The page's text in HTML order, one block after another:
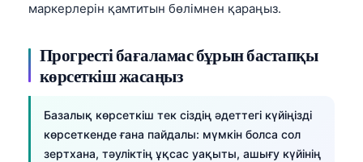
маркерлерін қамтитын бөлімнен қараңыз.
Прогресті бағаламас бұрын бастапқы
көрсеткіш жасаңыз
Базалық көрсеткіш тек сіздің әдеттегі күйіңізді
көрсеткенде ғана пайдалы: мүмкін болса сол
зертхана, тәуліктің ұқсас уақыты, ашығу күйінің